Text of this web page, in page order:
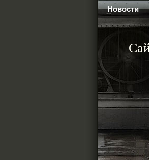
Новости